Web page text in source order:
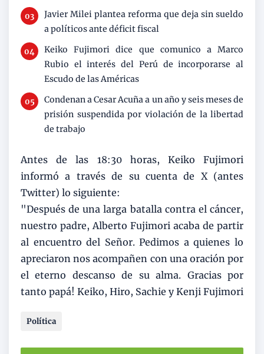
Javier Milei plantea reforma que deja sin sueldo
a políticos ante déficit fiscal
Keiko Fujimori dice que comunico a Marco
Rubio el interés del Perú de incorporarse al
Escudo de las Américas
Condenan a Cesar Acuña a un año y seis meses de
prisión suspendida por violación de la libertad
de trabajo
Antes de las 18:30 horas, Keiko Fujimori
informó a través de su cuenta de X (antes
Twitter) lo siguiente:
"Después de una larga batalla contra el cáncer,
nuestro padre, Alberto Fujimori acaba de partir
al encuentro del Señor. Pedimos a quienes lo
apreciaron nos acompañen con una oración por
el eterno descanso de su alma. Gracias por
tanto papá! Keiko, Hiro, Sachie y Kenji Fujimori
Política